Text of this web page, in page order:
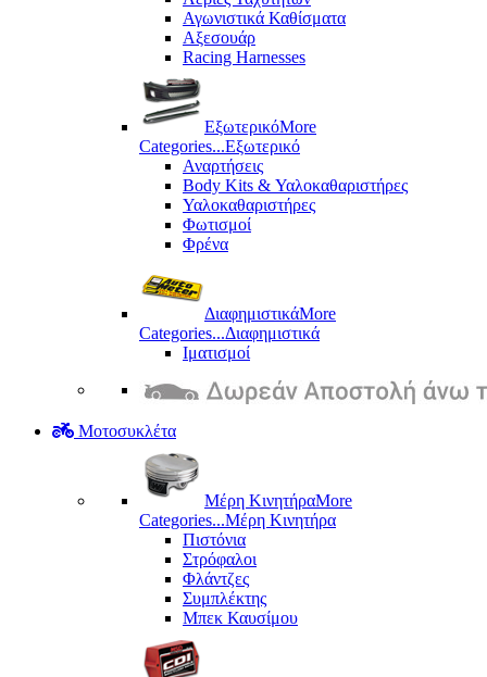
Αγωνιστικά Καθίσματα
Αξεσουάρ
Racing Harnesses
ΕξωτερικόMore
Categories...Εξωτερικό
Αναρτήσεις
Body Kits & Υαλοκαθαριστήρες
Υαλοκαθαριστήρες
Φωτισμοί
Φρένα
ΔιαφημιστικάMore
Categories...Διαφημιστικά
Ιματισμοί
Μοτοσυκλέτα
Μέρη KινητήραMore
Categories...Μέρη Kινητήρα
Πιστόνια
Στρόφαλοι
Φλάντζες
Συμπλέκτης
Μπεκ Καυσίμου